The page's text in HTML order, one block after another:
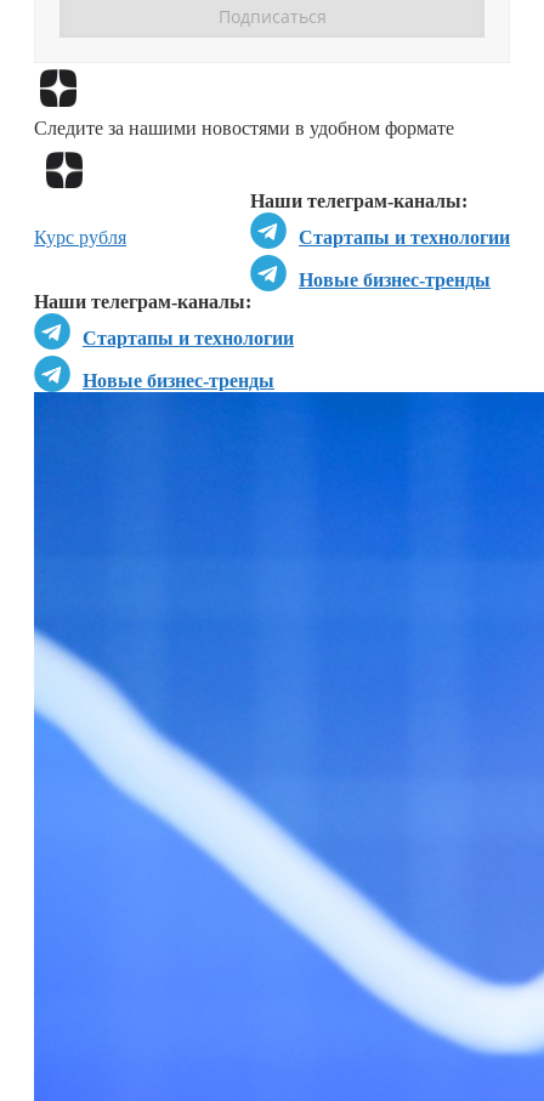
Следите за нашими новостями в удобном формате
Наши телеграм-каналы:
Стартапы и технологии
Новые бизнес-тренды
Наши телеграм-каналы:
Стартапы и технологии
Новые бизнес-тренды
Курс рубля